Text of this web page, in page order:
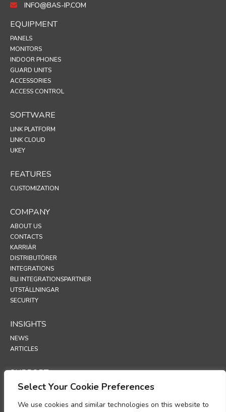
Select Your Cookie Preferences
We use cookies and similar technologies on this website to
INFO@BAS-IP.COM
EQUIPMENT
PANELS
MONITORS
INDOOR PHONES
GUARD UNITS
ACCESSORIES
ACCESS CONTROL
SOFTWARE
LINK PLATFORM
LINK CLOUD
UKEY
FEATURES
CUSTOMIZATION
COMPANY
ABOUT US
CONTACTS
KARRIÄR
DISTRIBUTÖRER
INTEGRATIONS
BLI INTEGRATIONSPARTNER
UTSTÄLLNINGAR
SECURITY
INSIGHTS
NEWS
ARTICLES
SUPPORT
TECHNICAL PORTAL